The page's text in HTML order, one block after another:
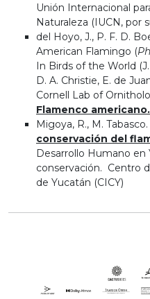
Unión Internacional
Naturaleza (IUCN, por
del Hoyo, J., P. F. D.
American Flamingo (
In Birds of the World
D. A. Christie, E. de
Cornell Lab of
Flamenco americano.
Migoya, R., M.
conservación del
Desarrollo Humano en
conservación. Centro
de Yucatán (CICY)